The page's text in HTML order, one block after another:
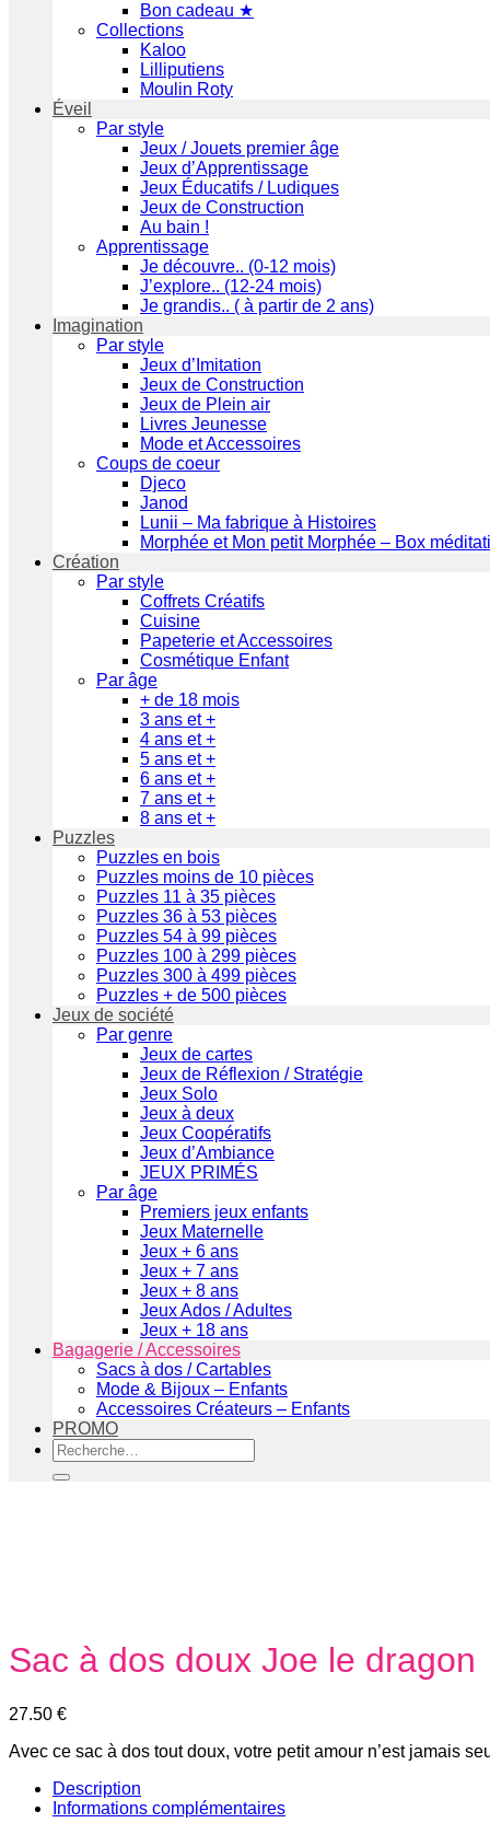
Bon cadeau ★
Collections
Kaloo
Lilliputiens
Moulin Roty
Éveil
Par style
Jeux / Jouets premier âge
Jeux d’Apprentissage
Jeux Éducatifs / Ludiques
Jeux de Construction
Au bain !
Apprentissage
Je découvre.. (0-12 mois)
J’explore.. (12-24 mois)
Je grandis.. ( à partir de 2 ans)
Imagination
Par style
Jeux d’Imitation
Jeux de Construction
Jeux de Plein air
Livres Jeunesse
Mode et Accessoires
Coups de coeur
Djeco
Janod
Lunii – Ma fabrique à Histoires
Morphée et Mon petit Morphée – Box
Création
Par style
Coffrets Créatifs
Cuisine
Papeterie et Accessoires
Cosmétique Enfant
Par âge
+ de 18 mois
3 ans et +
4 ans et +
5 ans et +
6 ans et +
7 ans et +
8 ans et +
Puzzles
Puzzles en bois
Puzzles moins de 10 pièces
Puzzles 11 à 35 pièces
Puzzles 36 à 53 pièces
Puzzles 54 à 99 pièces
Puzzles 100 à 299 pièces
Puzzles 300 à 499 pièces
Puzzles + de 500 pièces
Jeux de société
Par genre
Jeux de cartes
Jeux de Réflexion / Stratégie
Jeux Solo
Jeux à deux
Jeux Coopératifs
Jeux d’Ambiance
JEUX PRIMÉS
Par âge
Premiers jeux enfants
Jeux Maternelle
Jeux + 6 ans
Jeux + 7 ans
Jeux + 8 ans
Jeux Ados / Adultes
Jeux + 18 ans
Bagagerie / Accessoires
Sacs à dos / Cartables
Mode & Bijoux – Enfants
Accessoires Créateurs – Enfants
PROMO
Recherche
pour :
Sac à dos doux Joe le dragon
27.50 €
Avec ce sac à dos tout doux, votre petit amour n’est jamais
Description
Informations complémentaires